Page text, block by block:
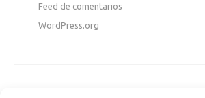
Feed de comentarios
WordPress.org